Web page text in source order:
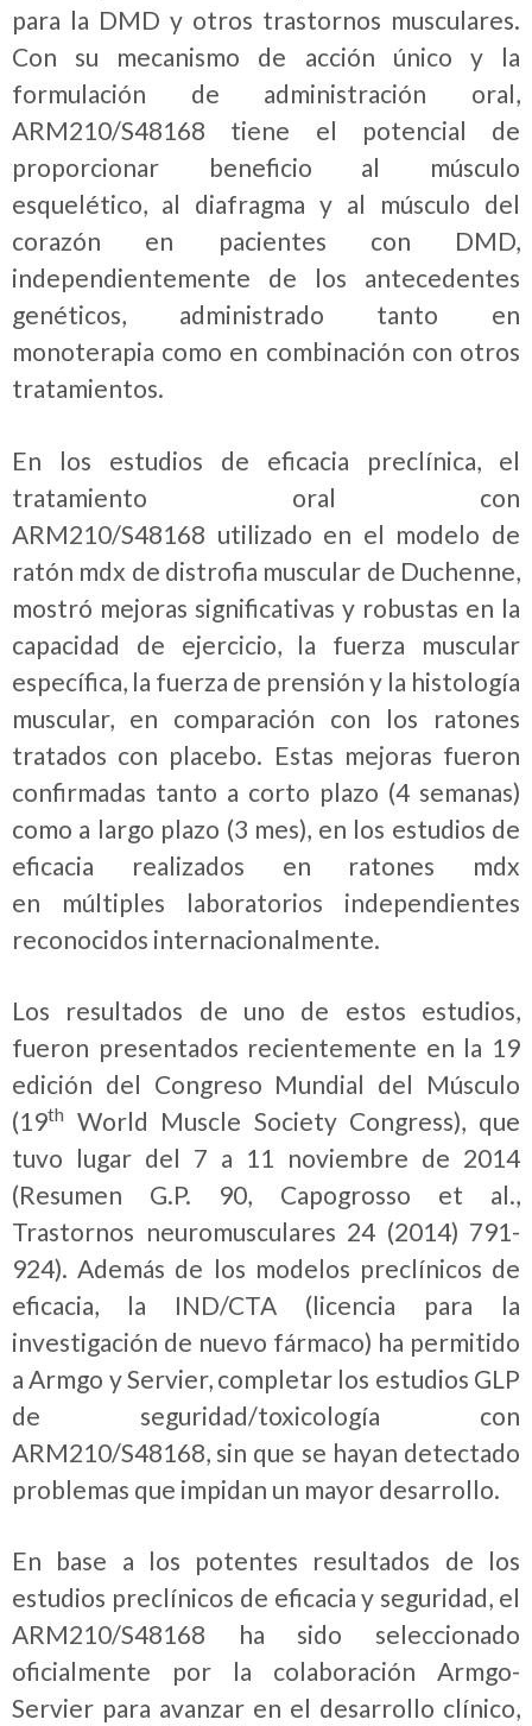
para la DMD y otros trastornos musculares.
Con su mecanismo de acción único y la
formulación de administración oral,
ARM210/S48168 tiene el potencial de
proporcionar beneficio al músculo
esquelético, al diafragma y al músculo del
corazón en pacientes con DMD,
independientemente de los antecedentes
genéticos, administrado tanto en
monoterapia como en combinación con otros
tratamientos.
En los estudios de eficacia preclínica, el
tratamiento oral con
ARM210/S48168 utilizado en el modelo de
ratón mdx de distrofia muscular de Duchenne,
mostró mejoras significativas y robustas en la
capacidad de ejercicio, la fuerza muscular
específica, la fuerza de prensión y la histología
muscular, en comparación con los ratones
tratados con placebo. Estas mejoras fueron
confirmadas tanto a corto plazo (4 semanas)
como a largo plazo (3 mes), en los estudios de
eficacia realizados en ratones mdx
en múltiples laboratorios independientes
reconocidos internacionalmente.
Los resultados de uno de estos estudios,
fueron presentados recientemente en la 19
edición del Congreso Mundial del Músculo
(19th
World Muscle Society Congress), que
tuvo lugar del 7 a 11 noviembre de 2014
(Resumen G.P. 90, Capogrosso et al.,
Trastornos neuromusculares 24 (2014) 791-
924). Además de los modelos preclínicos de
eficacia, la IND/CTA (licencia para la
investigación de nuevo fármaco) ha permitido
a Armgo y Servier, completar los estudios GLP
de seguridad/toxicología con
ARM210/S48168, sin que se hayan detectado
problemas que impidan un mayor desarrollo.
En base a los potentes resultados de los
estudios preclínicos de eficacia y seguridad, el
ARM210/S48168 ha sido seleccionado
oficialmente por la colaboración Armgo-
Servier para avanzar en el desarrollo clínico,